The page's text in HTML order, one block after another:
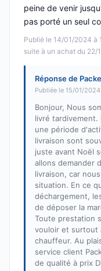
Publié le 14/01/2024 à
suite à un achat du 22/
peine de venir
pas porté un seul
Réponse de
Publiée le 15/01/2024
Bonjour, Nous
livré
une période
livraison sont
juste avant Noël
allons demander
livraison, car
situation. En ce
déchargement,
de déposer la
Toute prestation
vouloir et surtout
chauffeur. Au
service client
de qualité à prix